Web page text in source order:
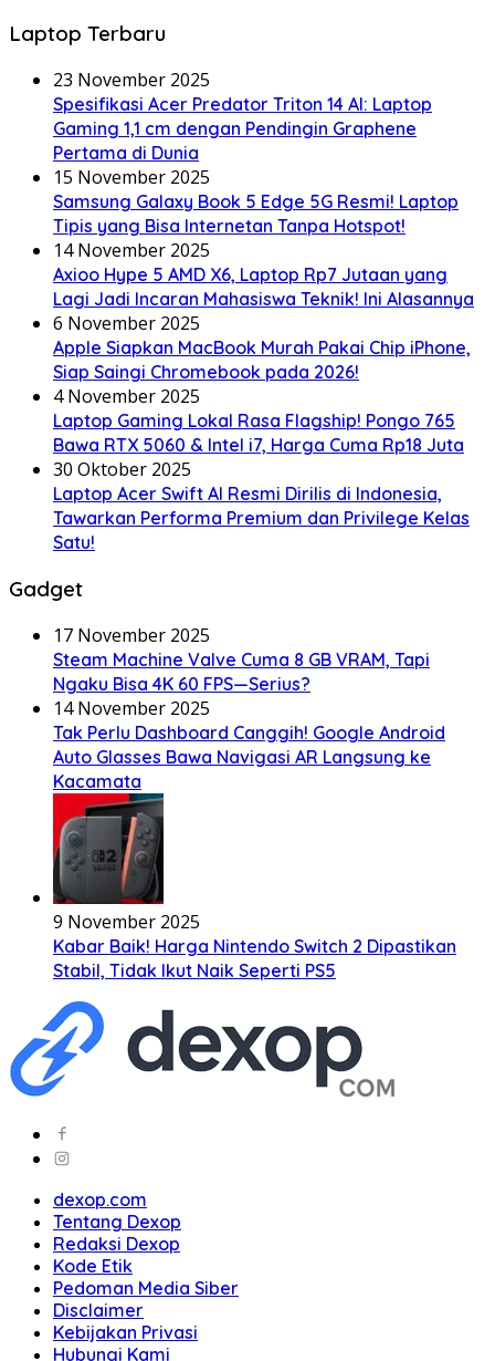
Laptop Terbaru
23 November 2025
Spesifikasi Acer Predator Triton 14 AI: Laptop
Gaming 1,1 cm dengan Pendingin Graphene
Pertama di Dunia
15 November 2025
Samsung Galaxy Book 5 Edge 5G Resmi! Laptop
Tipis yang Bisa Internetan Tanpa Hotspot!
14 November 2025
Axioo Hype 5 AMD X6, Laptop Rp7 Jutaan yang
Lagi Jadi Incaran Mahasiswa Teknik! Ini Alasannya
6 November 2025
Apple Siapkan MacBook Murah Pakai Chip iPhone,
Siap Saingi Chromebook pada 2026!
4 November 2025
Laptop Gaming Lokal Rasa Flagship! Pongo 765
Bawa RTX 5060 & Intel i7, Harga Cuma Rp18 Juta
30 Oktober 2025
Laptop Acer Swift AI Resmi Dirilis di Indonesia,
Tawarkan Performa Premium dan Privilege Kelas
Satu!
Gadget
17 November 2025
Steam Machine Valve Cuma 8 GB VRAM, Tapi
Ngaku Bisa 4K 60 FPS—Serius?
14 November 2025
Tak Perlu Dashboard Canggih! Google Android
Auto Glasses Bawa Navigasi AR Langsung ke
Kacamata
9 November 2025
Kabar Baik! Harga Nintendo Switch 2 Dipastikan
Stabil, Tidak Ikut Naik Seperti PS5
dexop.com
Tentang Dexop
Redaksi Dexop
Kode Etik
Pedoman Media Siber
Disclaimer
Kebijakan Privasi
Hubungi Kami